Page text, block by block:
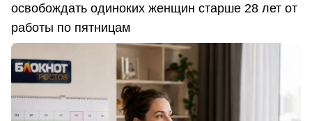
освобождать одиноких женщин старше 28 лет от
работы по пятницам